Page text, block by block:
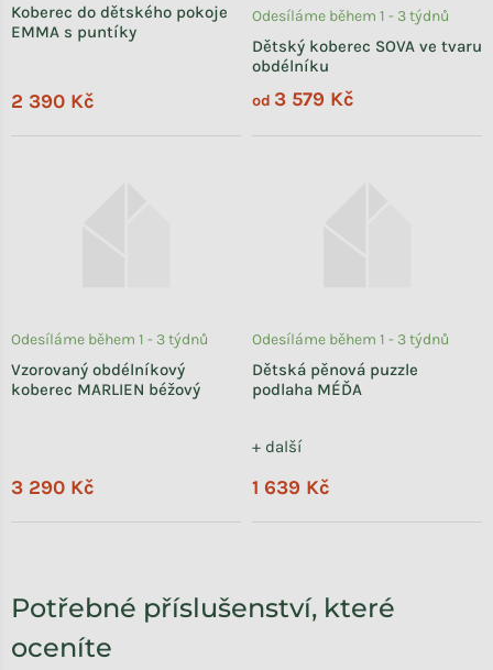
Koberec do dětského pokoje
EMMA s puntíky
2 390 Kč
Dětský koberec SOVA ve tvaru
obdélníku
Odesíláme během 1 - 3 týdnů
od 3 579 Kč
Vzorovaný obdélníkový
koberec MARLIEN béžový
Odesíláme během 1 - 3 týdnů
3 290 Kč
Dětská pěnová puzzle
podlaha MÉĎA
+ další
Odesíláme během 1 - 3 týdnů
1 639 Kč
Potřebné příslušenství, které
oceníte